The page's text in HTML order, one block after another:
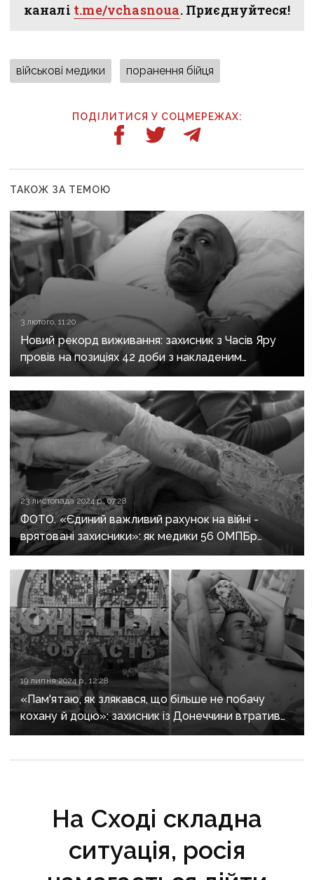
каналі t.me/vchasnoua. Приєднуйтеся!
військові медики поранення бійця
ПОДІЛИТИСЯ У СОЦМЕРЕЖАХ:
ТАКОЖ ЗА ТЕМОЮ
3 лютого, 11:20
Новий рекорд виживання: захисник з Часів Яру
провів на позиціях 42 доби з накладеним
турнікетом
23 листопада 2024 р., 07:28
ФОТО. «Єдиний важливий рахунок на війні -
врятовані захисники»: як медики 56 ОМПБр
борються за життя військових
19 липня 2024 р., 12:28
«Пам'ятаю, як злякався, що більше не побачу
кохану й доцю»: захисник із Донеччини втратив
ноги, рятуючи побратима
На Сході складна
ситуація, росія